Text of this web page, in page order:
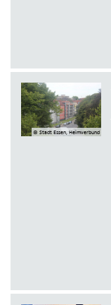
© Stadt Essen, Heimverbund